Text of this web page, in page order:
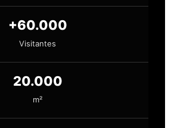
+60.000
Visitantes
20.000
m²